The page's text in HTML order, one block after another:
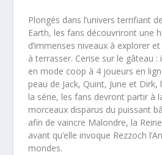
Plongés dans l’univers terrifiant
Earth, les fans découvriront une
d’immenses niveaux à explorer
à terrasser. Cerise sur le gâteau
en mode coop à 4 joueurs en
peau de Jack, Quint, June et
la série, les fans devront partir à
morceaux disparus du puissant
afin de vaincre Malondre, la
avant qu’elle invoque Rezzoch
mondes.